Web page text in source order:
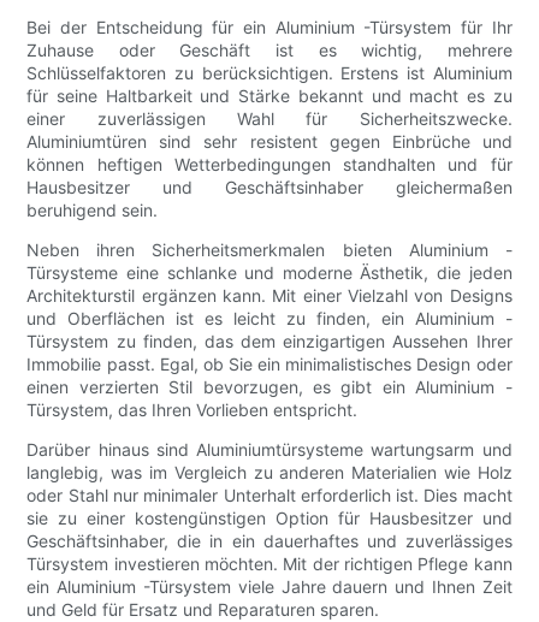
Bei der Entscheidung für ein Aluminium -Türsystem für Ihr
Zuhause oder Geschäft ist es wichtig, mehrere
Schlüsselfaktoren zu berücksichtigen. Erstens ist Aluminium
für seine Haltbarkeit und Stärke bekannt und macht es zu
einer zuverlässigen Wahl für Sicherheitszwecke.
Aluminiumtüren sind sehr resistent gegen Einbrüche und
können heftigen Wetterbedingungen standhalten und für
Hausbesitzer und Geschäftsinhaber gleichermaßen
beruhigend sein.
Neben ihren Sicherheitsmerkmalen bieten Aluminium -
Türsysteme eine schlanke und moderne Ästhetik, die jeden
Architekturstil ergänzen kann. Mit einer Vielzahl von Designs
und Oberflächen ist es leicht zu finden, ein Aluminium -
Türsystem zu finden, das dem einzigartigen Aussehen Ihrer
Immobilie passt. Egal, ob Sie ein minimalistisches Design oder
einen verzierten Stil bevorzugen, es gibt ein Aluminium -
Türsystem, das Ihren Vorlieben entspricht.
Darüber hinaus sind Aluminiumtürsysteme wartungsarm und
langlebig, was im Vergleich zu anderen Materialien wie Holz
oder Stahl nur minimaler Unterhalt erforderlich ist. Dies macht
sie zu einer kostengünstigen Option für Hausbesitzer und
Geschäftsinhaber, die in ein dauerhaftes und zuverlässiges
Türsystem investieren möchten. Mit der richtigen Pflege kann
ein Aluminium -Türsystem viele Jahre dauern und Ihnen Zeit
und Geld für Ersatz und Reparaturen sparen.